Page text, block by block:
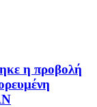
η προβολή